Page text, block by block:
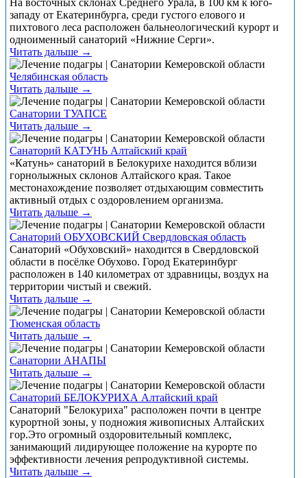
На восточных склонах Среднего Урала, в 100 км к юго-
западу от Екатеринбурга, среди густого елового и
пихтового леса расположен бальнеологический курорт и
одноименный санаторий «Нижние Серги».
Читать дальше →
Челябинская область
Читать дальше →
Санатории ТУАПСЕ
Читать дальше →
Санаторий КАТУНЬ Алтайский край
«Катунь» санаторий в Белокурихе находится вблизи
горнолыжных склонов Алтайского края. Такое
местонахождение позволяет отдыхающим совместить
активный отдых с оздоровлением организма.
Читать дальше →
Санаторий ОБУХОВСКИЙ Свердловская область
Санаторий «Обуховский» находится в Свердловской
области в посёлке Обухово. Город Екатеринбург
расположен в 140 километрах от здравницы, воздух на
территории чистый и свежий.
Читать дальше →
Тюменская область
Читать дальше →
Санатории АНАПЫ
Читать дальше →
Санаторий БЕЛОКУРИХА Алтайский край
Санаторий "Белокуриха" расположен почти в центре
курортной зоны, у подножия живописных Алтайских
гор.Это огромный оздоровительный комплекс,
занимающий лидирующее положение на курорте по
эффективности лечения репродуктивной системы.
Читать дальше →